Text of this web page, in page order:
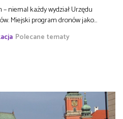
niemal każdy wydział Urzędu
Miejski program dronów jako…
Polecane tematy